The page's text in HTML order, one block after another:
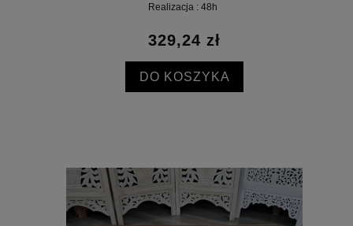
Realizacja : 48h
329,24 zł
DO KOSZYKA